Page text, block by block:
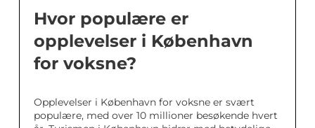
Hvor populære er
opplevelser i København
for voksne?
Opplevelser i København for voksne er svært
populære, med over 10 millioner besøkende hvert